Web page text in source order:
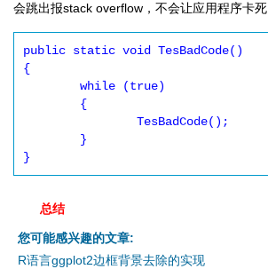
会跳出报stack overflow，不会让应用程序卡死
public static void TesBadCode()
{
}
总结
您可能感兴趣的文章:
R语言ggplot2边框背景去除的实现